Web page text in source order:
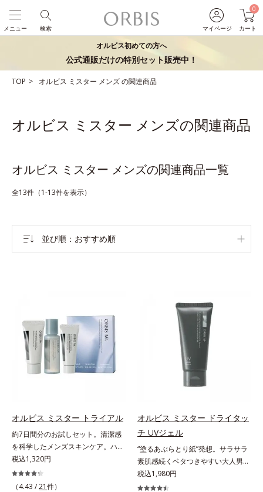
マイページ
0
カート
検索
メニュー
オルビス初めての方へ
公式通販だけの特別セット販売中！
TOP オルビス ミスター メンズの関連商品
オルビス ミスター メンズの関連商品
オルビス ミスター メンズの関連商品一覧
全13件（1-13件を表示）
並び順 おすすめ順
オルビス ミスター トライアル
約7日間分のお試しセット。清潔感
を科学したメンズスキンケア。ハ
リ・ツヤのある、好印象な清潔透明
肌(*1)へ。オルビス ミスターは、男
性の清潔感、爽やかさ、若々しさの
税込1,320円
（4.43 /21件）
オルビス ミスター ドライタッ
チ UVジェル
“塗るあぶらとり紙”発想。サラサラ
素肌感続くベタつきやすい大人男性
肌のための日焼け止めジェル。メン
ズブランド「オルビス ミスター」
税込1,980円